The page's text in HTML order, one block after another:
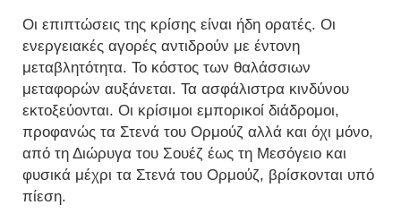
Οι επιπτώσεις της κρίσης είναι ήδη ορατές. Οι
ενεργειακές αγορές αντιδρούν με έντονη
μεταβλητότητα. Το κόστος των θαλάσσιων
μεταφορών αυξάνεται. Τα ασφάλιστρα κινδύνου
εκτοξεύονται. Οι κρίσιμοι εμπορικοί διάδρομοι,
προφανώς τα Στενά του Ορμούζ αλλά και όχι μόνο,
από τη Διώρυγα του Σουέζ έως τη Μεσόγειο και
φυσικά μέχρι τα Στενά του Ορμούζ, βρίσκονται υπό
πίεση.